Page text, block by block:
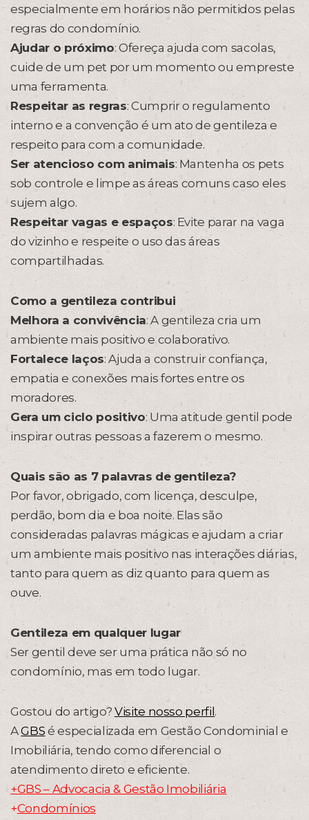
especialmente em horários não permitidos pelas
regras do condomínio.
Ajudar o próximo: Ofereça ajuda com sacolas,
cuide de um pet por um momento ou empreste
uma ferramenta.
Respeitar as regras: Cumprir o regulamento
interno e a convenção é um ato de gentileza e
respeito para com a comunidade.
Ser atencioso com animais: Mantenha os pets
sob controle e limpe as áreas comuns caso eles
sujem algo.
Respeitar vagas e espaços: Evite parar na vaga
do vizinho e respeite o uso das áreas
compartilhadas.
Como a gentileza contribui
Melhora a convivência: A gentileza cria um
ambiente mais positivo e colaborativo.
Fortalece laços: Ajuda a construir confiança,
empatia e conexões mais fortes entre os
moradores.
Gera um ciclo positivo: Uma atitude gentil pode
inspirar outras pessoas a fazerem o mesmo.
Quais são as 7 palavras de gentileza?
Por favor, obrigado, com licença, desculpe,
perdão, bom dia e boa noite. Elas são
consideradas palavras mágicas e ajudam a criar
um ambiente mais positivo nas interações diárias,
tanto para quem as diz quanto para quem as
ouve.
Gentileza em qualquer lugar
Ser gentil deve ser uma prática não só no
condomínio, mas em todo lugar.
Gostou do artigo? Visite nosso perfil .
AGBS é especializada em Gestão Condominial e
Imobiliária, tendo como diferencial o
atendimento direto e eficiente.
+GBS – Advocacia & Gestão Imobiliária
+Condomínios